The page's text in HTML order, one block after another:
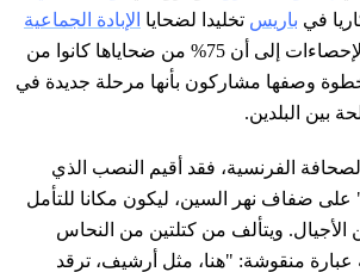
في باريس تخليدا لضحايا الإبادة الجماعية
عام 1994 التي تشير الإحصاءات إلى أن 75% من ضحاياها كانوا من
وصفها مشاركون بأنها مرحلة جديدة في
بين البلدين.
الفرنسية، فقد أقيم النصب الذي
ضفاف نهر السين، ليكون مكانا للتأمل
الأجيال. ويتألف من كتلتين من النحاس
عبارة منقوشة: "هنا، مثل أرشيف، ترقد